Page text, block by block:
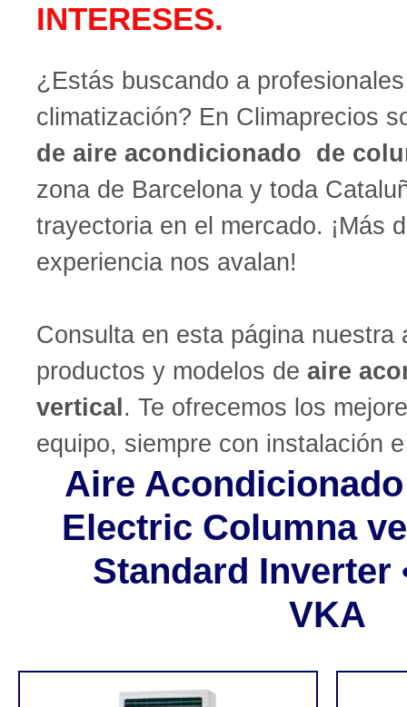
INTERESES.
¿Estás buscando a
climatización? En Climaprecios
de aire acondicionado de
zona de Barcelona y toda
trayectoria en el mercado. ¡Más
experiencia nos avalan!
Consulta en esta página nuestra
productos y modelos de aire
vertical. Te ofrecemos los
equipo, siempre con instalación
Aire
Electric Columna
Standard Inverter
VKA